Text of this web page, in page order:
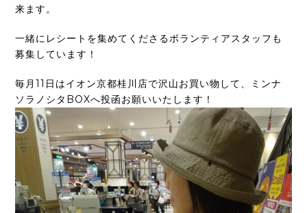
来ます。
一緒にレシートを集めてくださるボランティアスタッフも
募集しています！
毎月11日はイオン京都桂川店で沢山お買い物して、ミンナ
ソラノシタBOXへ投函お願いいたします！